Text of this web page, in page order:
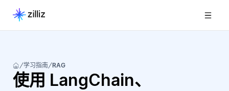
学习指南 RAG
使用 LangChain、